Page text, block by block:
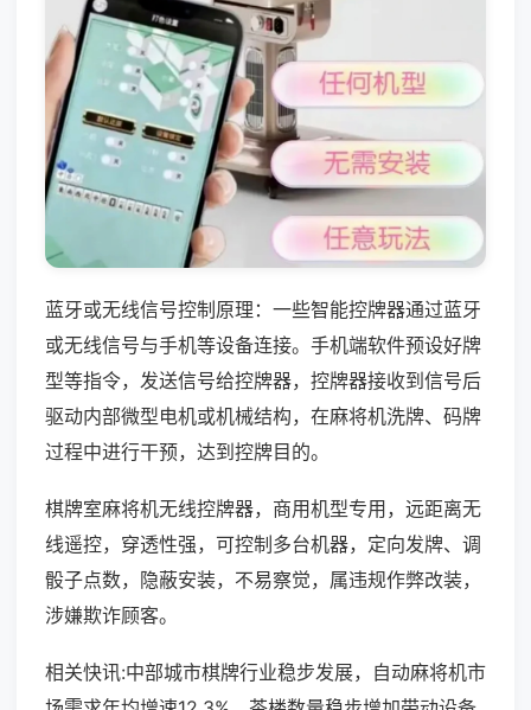
蓝牙或无线信号控制原理：一些智能控牌器通过蓝牙
或无线信号与手机等设备连接。手机端软件预设好牌
型等指令，发送信号给控牌器，控牌器接收到信号后
驱动内部微型电机或机械结构，在麻将机洗牌、码牌
过程中进行干预，达到控牌目的。
棋牌室麻将机无线控牌器，商用机型专用，远距离无
线遥控，穿透性强，可控制多台机器，定向发牌、调
骰子点数，隐蔽安装，不易察觉，属违规作弊改装，
涉嫌欺诈顾客。
相关快讯:中部城市棋牌行业稳步发展，自动麻将机市